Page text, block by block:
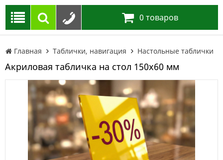
0 товаров
Главная Таблички, навигация Настольные таблички
Акриловая табличка на стол 150х60 мм